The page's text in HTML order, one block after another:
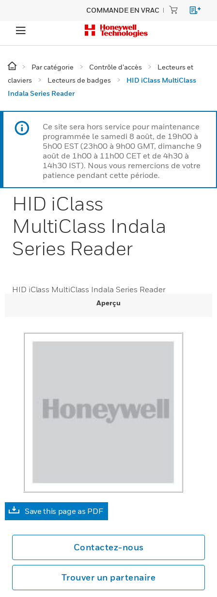
COMMANDE EN VRAC
Par catégorie Contrôle d’accès
Lecteurs et
claviers
Lecteurs de badges
HID iClass MultiClass
Indala Series Reader
Ce site sera hors service pour maintenance
programmée le samedi 8 août, de 19h00 à
5h00 EST (23h00 à 9h00 GMT, dimanche 9
août de 1h00 à 11h00 CET et de 4h30 à
14h30 IST). Nous vous remercions de votre
patience pendant cette période.
HID iClass
MultiClass Indala
Series Reader
HID iClass MultiClass Indala Series Reader
Aperçu
Save this page as PDF
Contactez-nous
Trouver un partenaire